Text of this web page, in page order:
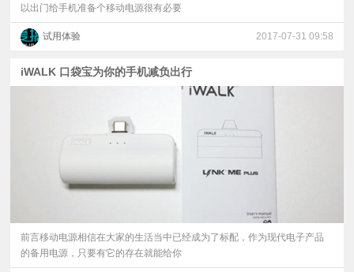
以出门给手机准备个移动电源很有必要
试用体验 2017-07-31 09:58
iWALK 口袋宝为你的手机减负出行
前言移动电源相信在大家的生活当中已经成为了标配，作为现代电子产品
的备用电源，只要有它的存在就能给你